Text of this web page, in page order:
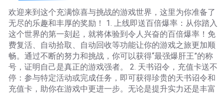
欢迎来到这个充满惊喜与挑战的游戏世界，这里为你准备了
无尽的乐趣和丰厚的奖励！ 1. 上线即送百倍爆率：从你踏入
这个世界的第一刻起，就将体验到令人兴奋的百倍爆率！免
费复活、自动拾取、自动回收等功能让你的游戏之旅更加顺
畅。通过不断的努力和挑战，你可以获得“最强爆肝王”的称
号，证明自己是真正的游戏强者。 2. 天书诏令，充值卡送不
停：参与特定活动或完成任务，即可获得珍贵的天书诏令和
充值卡，助你在游戏中更进一步。无论是提升实力还是丰富